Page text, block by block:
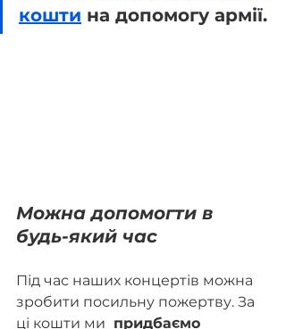
кошти на допомогу армії.
Можна допомогти в
будь-який час
Під час наших концертів можна
зробити посильну пожертву. За
ці кошти ми придбаємо